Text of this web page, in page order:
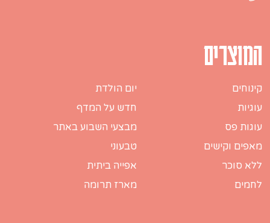
המוצרים
קינוחים
עוגיות
עוגות פס
מאפים וקישים
ללא סוכר
לחמים
יום הולדת
חדש על המדף
מבצעי השבוע באתר
טבעוני
אפייה ביתית
מארז תרומה